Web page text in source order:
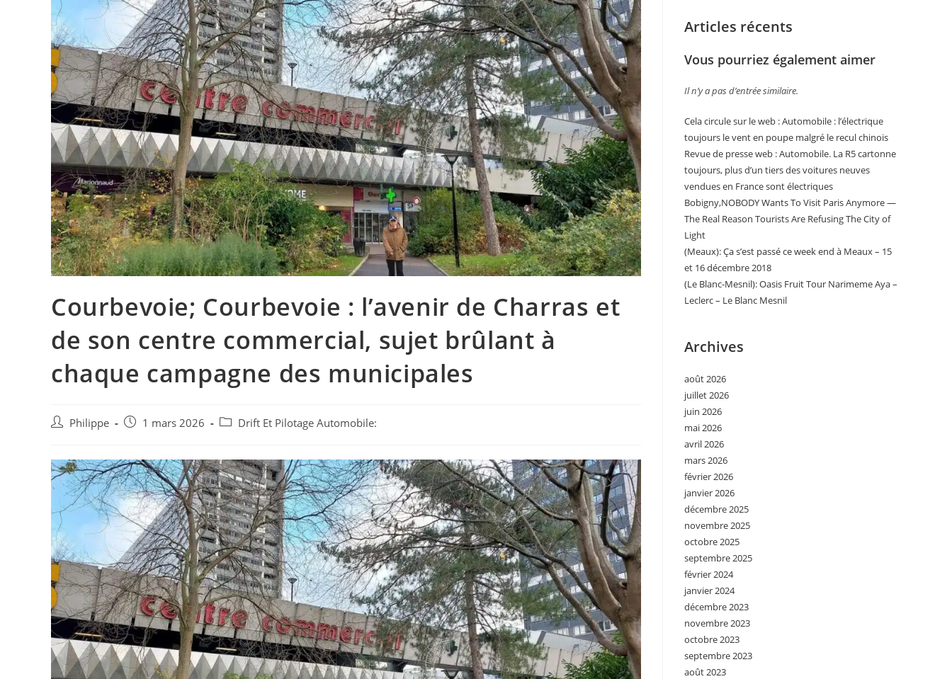
Courbevoie; Courbevoie : l’avenir de Charras et
de son centre commercial, sujet brûlant à
chaque campagne des municipales
Auteur/autrice
publication :
Philippe
Post 1 mars 2026
Post Drift Et Pilotage Automobile:
Articles récents
Vous pourriez également aimer
Il n’y a pas d’entrée similaire.
Cela circule sur le web : Automobile : l’électrique
toujours le vent en poupe malgré le recul chinois
Revue de presse web : Automobile. La R5 cartonne
toujours, plus d’un tiers des voitures neuves
vendues en France sont électriques
Bobigny,NOBODY Wants To Visit Paris Anymore —
The Real Reason Tourists Are Refusing The City of
Light
(Meaux): Ça s’est passé ce week end à Meaux – 15
et 16 décembre 2018
(Le Blanc-Mesnil): Oasis Fruit Tour Narimeme Aya –
Leclerc – Le Blanc Mesnil
Archives
août 2026
juillet 2026
juin 2026
mai 2026
avril 2026
mars 2026
février 2026
janvier 2026
décembre 2025
novembre 2025
octobre 2025
septembre 2025
février 2024
janvier 2024
décembre 2023
novembre 2023
octobre 2023
septembre 2023
août 2023